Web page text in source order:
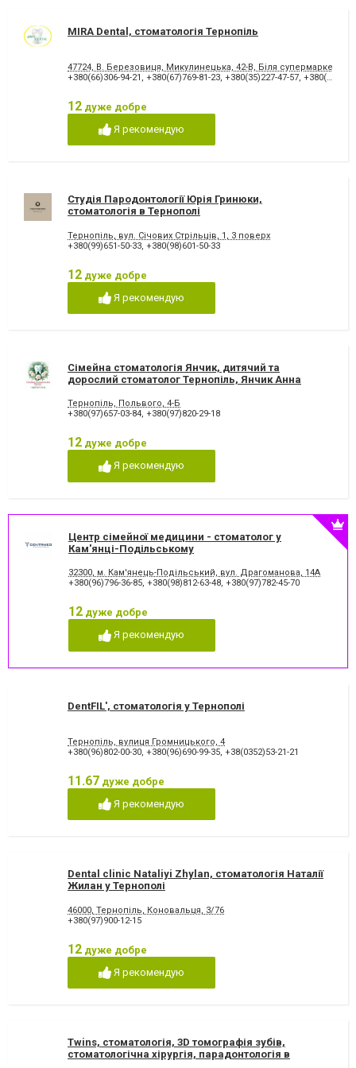
Лікування альвеоліту
Лікування гіперестезії
Лікування гіпоплазії емалі
Лікування захворювання
скронево-нижньощелепного
Лікування зубів
Лікування зубів при
Лікування карієсу
Лікування пульпіту
Лікування стоматиту
Лікування ясен
Озонотерапія в стоматології
Пластика ясенного краю
Пластика ясенного краю
Пломбування каналів
Протезування на імплантат
Пьезохірургія в стоматології
відновлення емалі
Хірургічне лікування зубів
Чистка зубів
Шинування зубів
MIRA Dental, стоматологія Тернопіль
47724, В. Березовиця, Микулинецька, 42-В, Біля супермаркету
+380(66)306-94-21 , +380(67)769-81-23, +380(35)227-47-57, +380(98)757-36-97
12 дуже добре
Я рекомендую
Студія Пародонтології Юрія Гринюки,
стоматологія в Тернополі
Тернопіль, вул. Січових Стрільців, 1, 3 поверх
+380(99)651-50-33, +380(98)601-50-33
12 дуже добре
Я рекомендую
Сімейна стоматологія Янчик, дитячий та
дорослий стоматолог Тернопіль, Янчик Анна
Тернопіль, Польвого, 4-Б
+380(97)657-03-84, +380(97)820-29-18
12 дуже добре
Я рекомендую
Центр сімейної медицини - стоматолог у
Кам'янці-Подільському
32300, м. Кам'янець-Подільський, вул. Драгоманова, 14А
+380(96)796-36-85, +380(98)812-63-48, +380(97)782-45-70
12 дуже добре
Я рекомендую
DentFIL', стоматологія у Тернополі
Тернопіль, вулиця Громницького, 4
+380(96)802-00-30, +380(96)690-99-35, +38(0352)53-21-21
11.67 дуже добре
Я рекомендую
Dental clinic Nataliyi Zhylan, стоматологія Наталії
Жилан у Тернополі
46000, Тернопiль, Коновальця, 3/76
+380(97)900-12-15
12 дуже добре
Я рекомендую
Twins, стоматологія, 3D томографія зубів,
стоматологічна хірургія, парадонтологія в